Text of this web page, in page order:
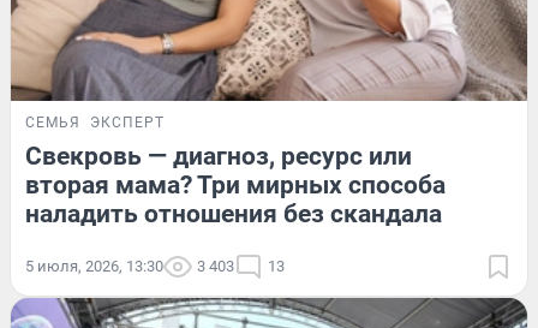
СЕМЬЯ ЭКСПЕРТ
Свекровь — диагноз, ресурс или
вторая мама? Три мирных способа
наладить отношения без скандала
5 июля, 2026, 13:30 3 403 13